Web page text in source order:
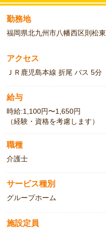
勤務地
福岡県北九州市八幡西区則松東
アクセス
ＪＲ鹿児島本線 折尾 バス 5分
給与
時給:1,100円〜1,650円
（経験・資格を考慮します）
職種
介護士
サービス種別
グループホーム
施設定員